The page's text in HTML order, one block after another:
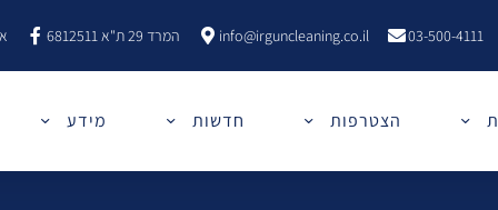
03-500-4111
info@irguncleaning.co.il המרד 29 ת"א 6812511
הצטרפות חדשות מידע